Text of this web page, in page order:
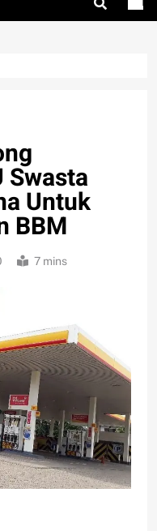
Swasta
Untuk
BBM
7 mins